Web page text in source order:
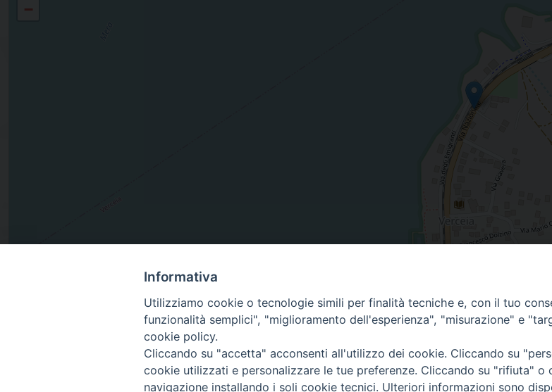
−
Via Nazionale, VERCEIA, Lombardia, Italia
Diocesi di Como | piazza Grimoldi, 5
Informativa
Utilizziamo cookie o tecnologie simili per finalità tecniche e, con il tuo
funzionalità semplici", "miglioramento dell'esperienza", "misurazione" e
cookie policy.
Cliccando su "accetta" acconsenti all'utilizzo dei cookie. Cliccando su
cookie utilizzati e personalizzare le tue preferenze. Cliccando su "rifiuta" o
navigazione installando i soli cookie tecnici. Ulteriori informazioni sono